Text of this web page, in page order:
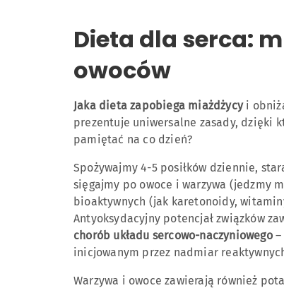
Dieta dla serca:
owoców
Jaka dieta zapobiega miażdżycyi
prezentuje uniwersalne zasady, dzięki
pamiętać na co dzień?
Spożywajmy 4-5 posiłków dziennie,
sięgajmy po owoce i warzywa (jedzmy
bioaktywnych (jak karetonoidy,
Antyoksydacyjny potencjał związków
chorób układu sercowo-naczyniowego
inicjowanym przez nadmiar
Warzywa i owoce zawierają również